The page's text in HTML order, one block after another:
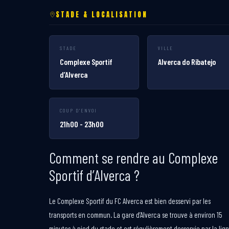
STADE & LOCALISATION
STADE
Complexe Sportif
d’Alverca
VILLE
Alverca do Ribatejo
COUP D'ENVOI
21h00 - 23h00
Comment se rendre au Complexe
Sportif d’Alverca ?
Le Complexe Sportif du FC Alverca est bien desservi par les
transports en commun. La gare d’Alverca se trouve à environ 15